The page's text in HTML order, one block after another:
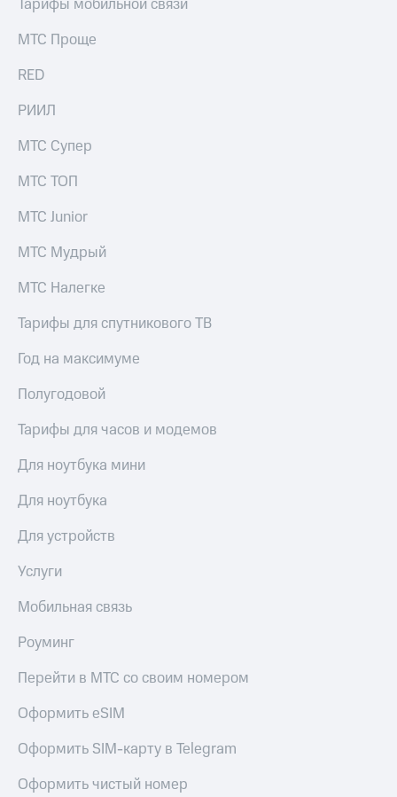
Тарифы мобильной связи
МТС Проще
RED
РИИЛ
МТС Супер
МТС ТОП
МТС Junior
МТС Мудрый
МТС Налегке
Тарифы для спутникового ТВ
Год на максимуме
Полугодовой
Тарифы для часов и модемов
Для ноутбука мини
Для ноутбука
Для устройств
Услуги
Мобильная связь
Роуминг
Перейти в МТС со своим номером
Оформить eSIM
Оформить SIM-карту в Telegram
Оформить чистый номер